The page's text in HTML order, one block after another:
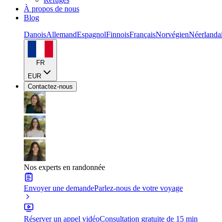
À propos de nous
Blog
DanoisAllemandEspagnolFinnoisFrançaisNorvégien
FR
EUR
Contactez-nous
Nos experts en randonnée
Envoyer une demandeParlez-nous de votre voyage
Réserver un appel vidéoConsultation gratuite de 15 min